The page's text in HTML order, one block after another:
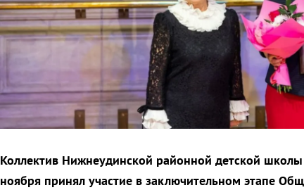
Коллектив Нижнеудинской районной детской школы
ноября принял участие в заключительном этапе